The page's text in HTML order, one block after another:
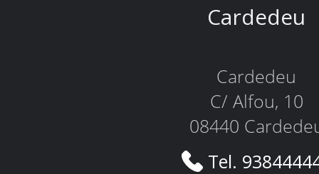
Cardedeu
Cardedeu
C/ Alfou, 10
08440
Tel.